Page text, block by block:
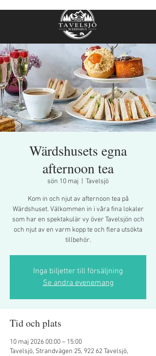
Wärdshusets egna
afternoon tea
sön 10 maj Tavelsjö
Kom in och njut av afternoon tea på
Wärdshuset. Välkommen in i våra fina lokaler
som har en spektakulär vy över Tavelsjön och
och njut av en varm kopp te och flera utsökta
tillbehör.
Inga biljetter till försäljning
Se andra evenemang
Tid och plats
10 maj 2026 00:00 – 15:00
Tavelsjö, Strandvägen 25, 922 62 Tavelsjö,